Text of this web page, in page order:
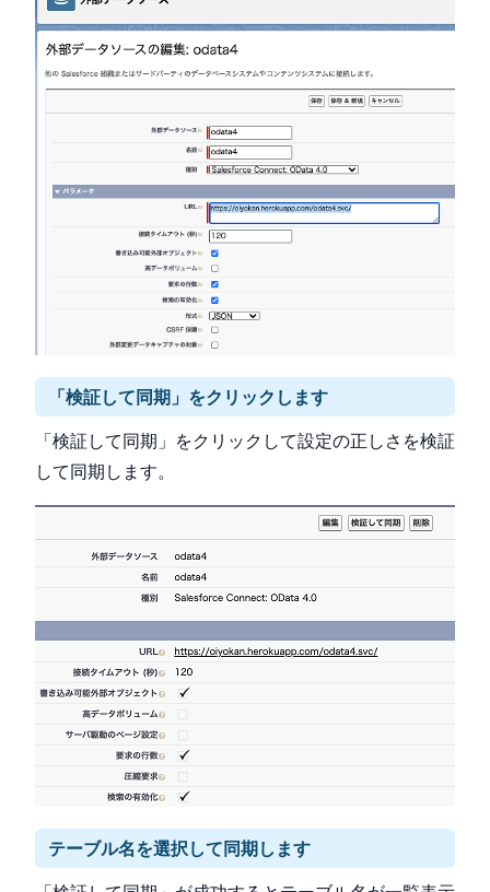
「検証して同期」をクリックします
「検証して同期」をクリックして設定の正しさを検証
して同期します。
テーブル名を選択して同期します